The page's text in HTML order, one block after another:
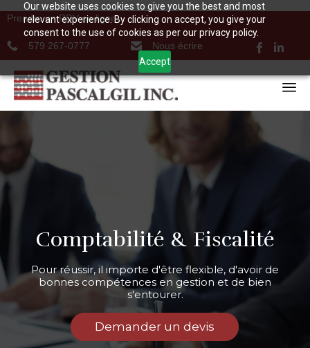
Our website uses cookies to give you the best and most
relevant experience. By clicking on accept, you give your
consent to the use of cookies as per our privacy policy.
Accept
Prendre un RDV en ligne
579 267-0777 Nous écrire
Comptabilité & Fiscalité
Pour réussir, il importe d'être flexible, d'avoir de
bonnes compétences en gestion et de bien
s'entourer.
Demander un devis